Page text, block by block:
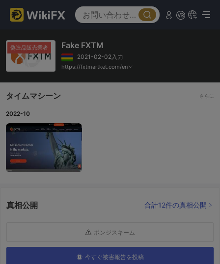
偽造品販売業者 Fake FXTM
2021-02-02入力
https://fxtmartket.com/en
タイムマシーン さらに
2022-10
真相公開 合計12件の真相公開
ポンジスキーム
今すぐ被害報告を投稿